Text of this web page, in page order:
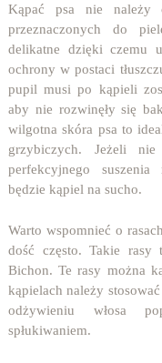
Kąpać psa nie należy
przeznaczonych do
delikatne dzięki czemu
ochrony w postaci
pupil musi po kąpieli
aby nie rozwinęły się
wilgotna skóra psa to
grzybiczych. Jeżeli
perfekcyjnego
będzie kąpiel na sucho.
Warto wspomnieć o
dość często. Takie
Bichon. Te rasy można
kąpielach należy
odżywieniu włosa
spłukiwaniem.